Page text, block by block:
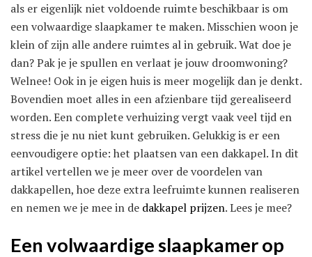
als er eigenlijk niet voldoende ruimte beschikbaar is om
een volwaardige slaapkamer te maken. Misschien woon je
klein of zijn alle andere ruimtes al in gebruik. Wat doe je
dan? Pak je je spullen en verlaat je jouw droomwoning?
Welnee! Ook in je eigen huis is meer mogelijk dan je denkt.
Bovendien moet alles in een afzienbare tijd gerealiseerd
worden. Een complete verhuizing vergt vaak veel tijd en
stress die je nu niet kunt gebruiken. Gelukkig is er een
eenvoudigere optie: het plaatsen van een dakkapel. In dit
artikel vertellen we je meer over de voordelen van
dakkapellen, hoe deze extra leefruimte kunnen realiseren
en nemen we je mee in de dakkapel prijzen. Lees je mee?
Een volwaardige slaapkamer op